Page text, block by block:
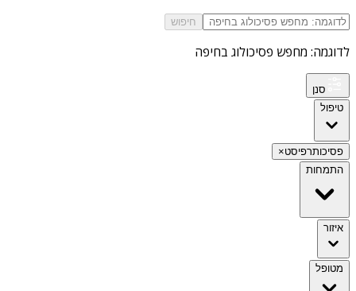
חיפוש
לדוגמה: מחפש פסיכולוג בחיפה
סנן
טיפול
פסיכותרפיסט×
התמחות
איזור
מטופל